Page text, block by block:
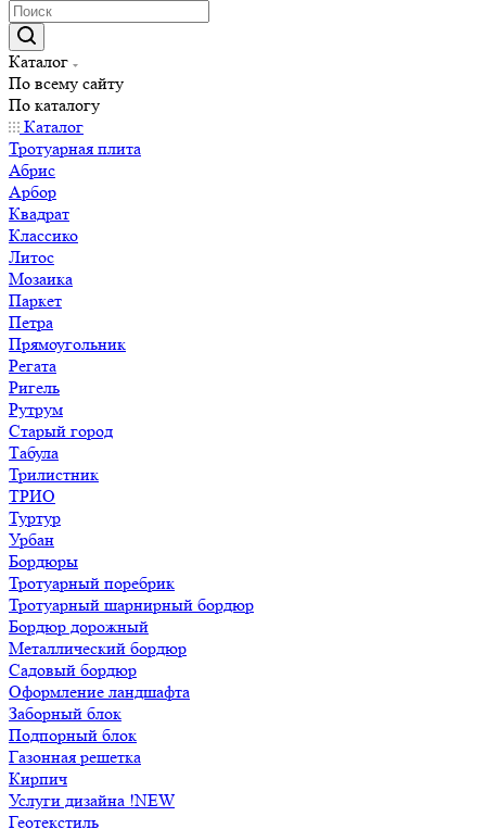
Каталог
По всему сайту
По каталогу
Каталог
Тротуарная плита
Абрис
Арбор
Квадрат
Классико
Литос
Мозаика
Паркет
Петра
Прямоугольник
Регата
Ригель
Рутрум
Старый город
Табула
Трилистник
ТРИО
Туртур
Урбан
Бордюры
Тротуарный поребрик
Тротуарный шарнирный бордюр
Бордюр дорожный
Металлический бордюр
Садовый бордюр
Оформление ландшафта
Заборный блок
Подпорный блок
Газонная решетка
Кирпич
Услуги дизайна !NEW
Геотекстиль